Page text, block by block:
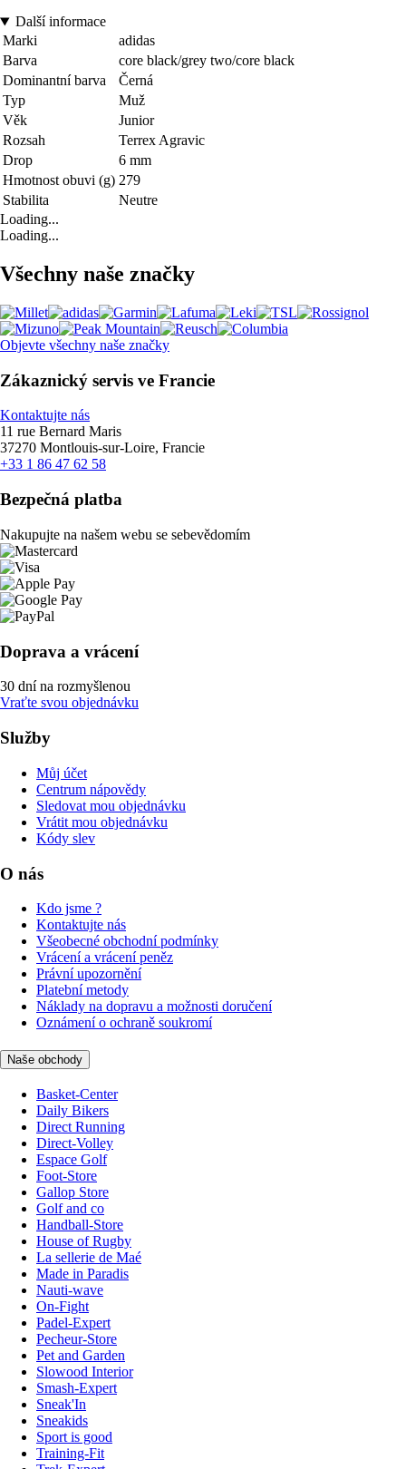
Další informace
Marki
adidas
Barva
core black/grey two/core black
Dominantní barva
Černá
Typ
Muž
Věk
Junior
Rozsah
Terrex Agravic
Drop
6 mm
Hmotnost obuvi (g) 279
Stabilita
Neutre
Loading...
Loading...
Všechny naše značky
Objevte všechny naše značky
Zákaznický servis ve Francie
Kontaktujte nás
11 rue Bernard Maris
37270 Montlouis-sur-Loire, Francie
+33 1 86 47 62 58
Bezpečná platba
Nakupujte na našem webu se sebevědomím
Doprava a vrácení
30 dní na rozmyšlenou
Vraťte svou objednávku
Služby
Můj účet
Centrum nápovědy
Sledovat mou objednávku
Vrátit mou objednávku
Kódy slev
O nás
Kdo jsme ?
Kontaktujte nás
Všeobecné obchodní podmínky
Vrácení a vrácení peněz
Právní upozornění
Platební metody
Náklady na dopravu a možnosti doručení
Oznámení o ochraně soukromí
Naše obchody
Basket-Center
Daily Bikers
Direct Running
Direct-Volley
Espace Golf
Foot-Store
Gallop Store
Golf and co
Handball-Store
House of Rugby
La sellerie de Maé
Made in Paradis
Nauti-wave
On-Fight
Padel-Expert
Pecheur-Store
Pet and Garden
Slowood Interior
Smash-Expert
Sneak'In
Sneakids
Sport is good
Training-Fit